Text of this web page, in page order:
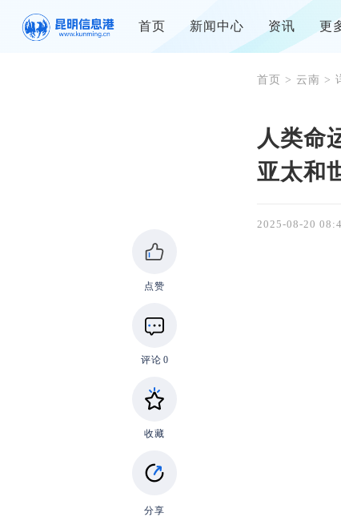
首页 新闻中心 资讯 更
点赞
评论 0
收藏
分享
首页 > 云南 >
人类命
亚太和
2025-08-20